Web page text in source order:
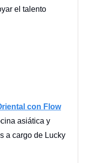
el talento
con Flow
asiática y
a cargo de Lucky